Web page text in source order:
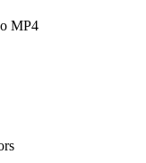
MP4